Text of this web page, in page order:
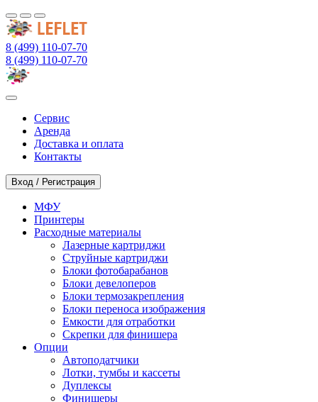
8 (499) 110-07-70
8 (499) 110-07-70
Сервис
Аренда
Доставка и оплата
Контакты
Вход / Регистрация
МФУ
Принтеры
Расходные материалы
Лазерные картриджи
Струйные картриджи
Блоки фотобарабанов
Блоки девелоперов
Блоки термозакрепления
Блоки переноса изображения
Емкости для отработки
Скрепки для финишера
Опции
Автоподатчики
Лотки, тумбы и кассеты
Дуплексы
Финишеры